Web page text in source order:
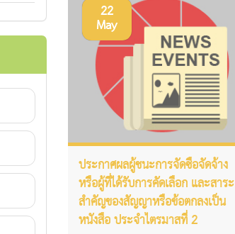
22
May
ประกาศผลผู้ชนะการจัดซื้อจัดจ้าง
หรือผู้ที่ได้รับการคัดเลือก และสาระ
สำคัญของสัญญาหรือข้อตกลงเป็น
หนังสือ ประจำไตรมาสที่ 2